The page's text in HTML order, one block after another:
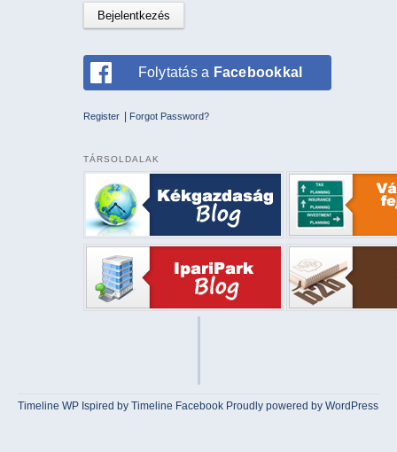
Folytatás a Facebookkal
Register Forgot Password?
TÁRSOLDALAK
Timeline WP Ispired byTimeline Facebook Proudly powered by WordPress